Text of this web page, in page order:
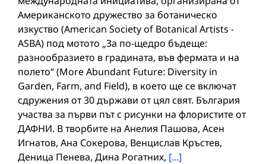
Американското дружество за ботаническо
изкуство (American Society of Botanical Artists -
ASBA) под мотото „За по-щедро бъдеще:
разнообразието в градината, във фермата и на
полето“ (More Abundant Future: Diversity in
Garden, Farm, and Field), в което ще се включат
сдружения от 30 държави от цял свят. България
участва за първи път с рисунки на флористите от
ДАФНИ. В творбите на Анелия Пашова, Асен
Игнатов, Ана Сокерова, Венцислав Кръстев,
Деница Пенева, Дина Рогатних, [...]